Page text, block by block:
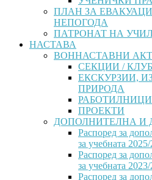
ПЛАН ЗА
НЕПОГОДА
ПАТРОНАТ НА
НАСТАВА
ВОННАСТАВНИ
СЕКЦИИ /
ЕКСКУРЗИИ,
ПРИРОДА
РАБОТИЛНИЦИ
ПРОЕКТИ
ДОПОЛНИТЕЛНА И
Распоред за
за учебната
Распоред за
за учебната
Распоред за